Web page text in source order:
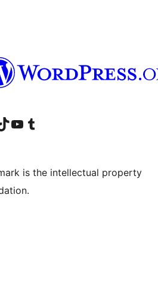
accountaccount
our TikTok account
Visit our YouTube channel
Visit our Tumblr account
is the intellectual property